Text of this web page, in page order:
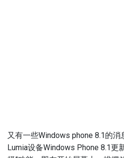
又有一些Windows phone 8.1的
Lumia设备Windows Phone 8.1更